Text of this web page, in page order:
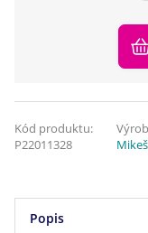
Kód produktu:
P22011328
Mikeš
Popis